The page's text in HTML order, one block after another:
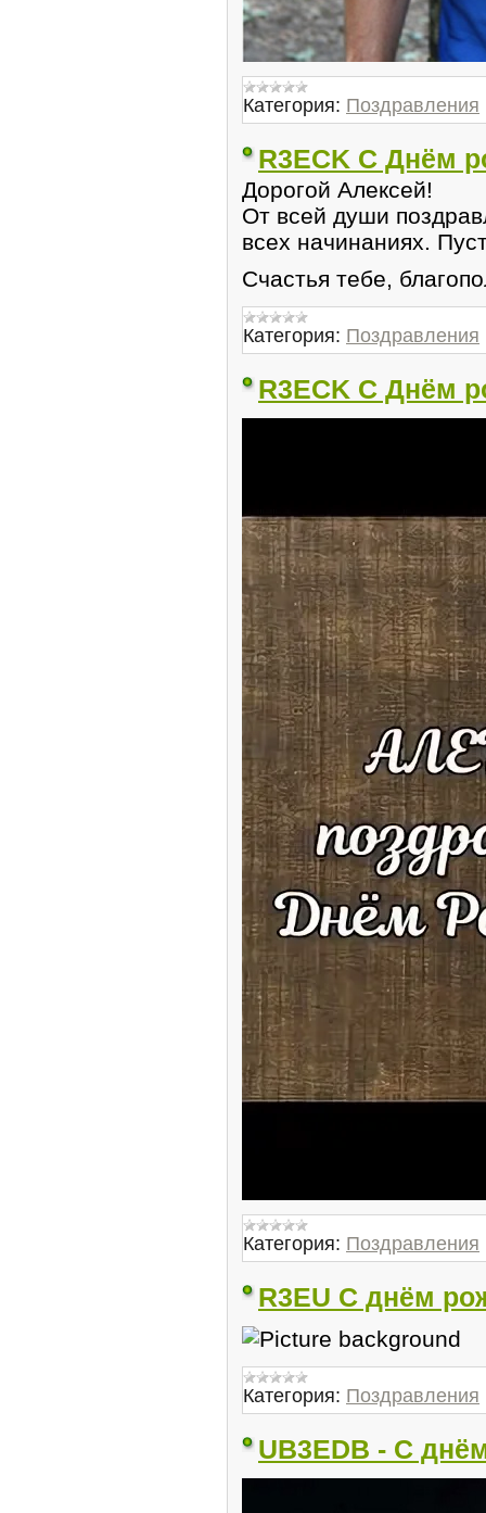
Категория: Поздравления
R3ECK С Днём
Дорогой Алексей!
От всей души
всех начинаниях.
Счастья тебе,
Категория: Поздравления
R3ECK С Днём
Категория: Поздравления
R3EU С днём
Категория: Поздравления
UB3EDB - С